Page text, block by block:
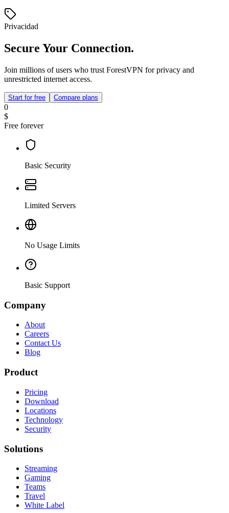
Privacidad
Secure Your Connection.
Join millions of users who trust ForestVPN for privacy and
unrestricted internet access.
Start for free Compare plans
0
$
Free forever
Basic Security
Limited Servers
No Usage Limits
Basic Support
Company
About
Careers
Contact Us
Blog
Product
Pricing
Download
Locations
Technology
Security
Solutions
Streaming
Gaming
Teams
Travel
White Label